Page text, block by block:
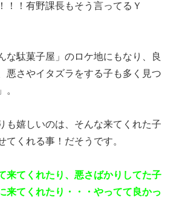
！！有野課長もそう言ってるＹ
な駄菓子屋」のロケ地にもなり、良
悪さやイタズラをする子も多く見つ
。
も嬉しいのは、そんな来てくれた子
てくれる事！だそうです。
来てくれたり、悪さばかりしてた子
来てくれたり・・・やってて良かっ